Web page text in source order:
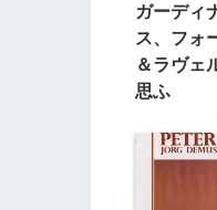
ガーディ
ス、フォ
＆ラヴェ
思ふ